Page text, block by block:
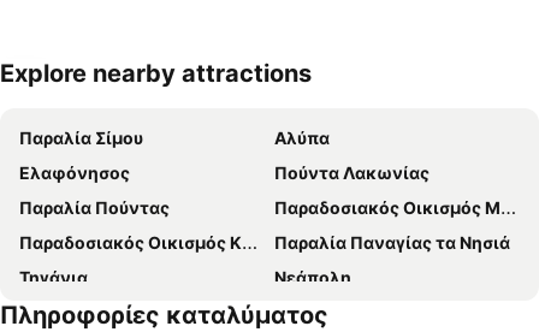
Ανάπτυξη χάρτη
Explore nearby attractions
Παραλία Σίμου
Αλύπα
Ελαφόνησος
Πούντα Λακωνίας
Παραλία Πούντας
Παραδοσιακός Οικισμός Μονεμβασιάς
Παραδοσιακός Οικισμός Κυθήρων
Παραλία Παναγίας τα Νησιά
Τηγάνια
Νεάπολη
Παραλία Αγερανός
Αβλέμονας
Πληροφορίες καταλύματος